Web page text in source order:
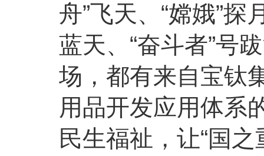
舟”飞天、“嫦娥”探
蓝天、“奋斗者”号
场，都有来自宝钛
用品开发应用体系
民生福祉，让“国